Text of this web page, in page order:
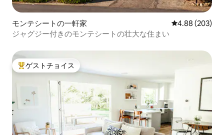
モンテシートの一軒家 レビュー203
4.88 (203)
ジャグジー付きのモンテシートの壮大な住まい
大好評のゲストチョイスです。
ゲストチョイス